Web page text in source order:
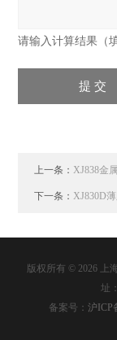
请输入计算结果（
上一条：XJ838金
下一条：XJ830D
版权所有 © 2026 上
址
备案号： 沪ICP